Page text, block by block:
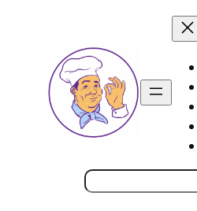
содержимому
Поиск